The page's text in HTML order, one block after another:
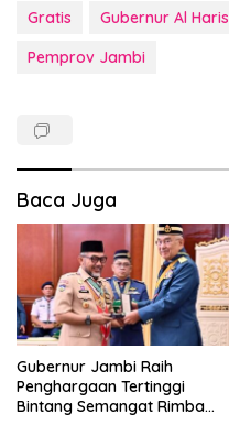
Gratis Gubernur Al Haris
Pemprov Jambi
Baca Juga
Gubernur Jambi Raih
Penghargaan Tertinggi
Bintang Semangat Rimba